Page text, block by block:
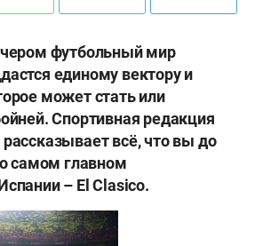
футбольный мир
единому вектору и
может стать или
Спортивная редакция
рассказывает всё, что вы до
самом главном
– ElClasico.